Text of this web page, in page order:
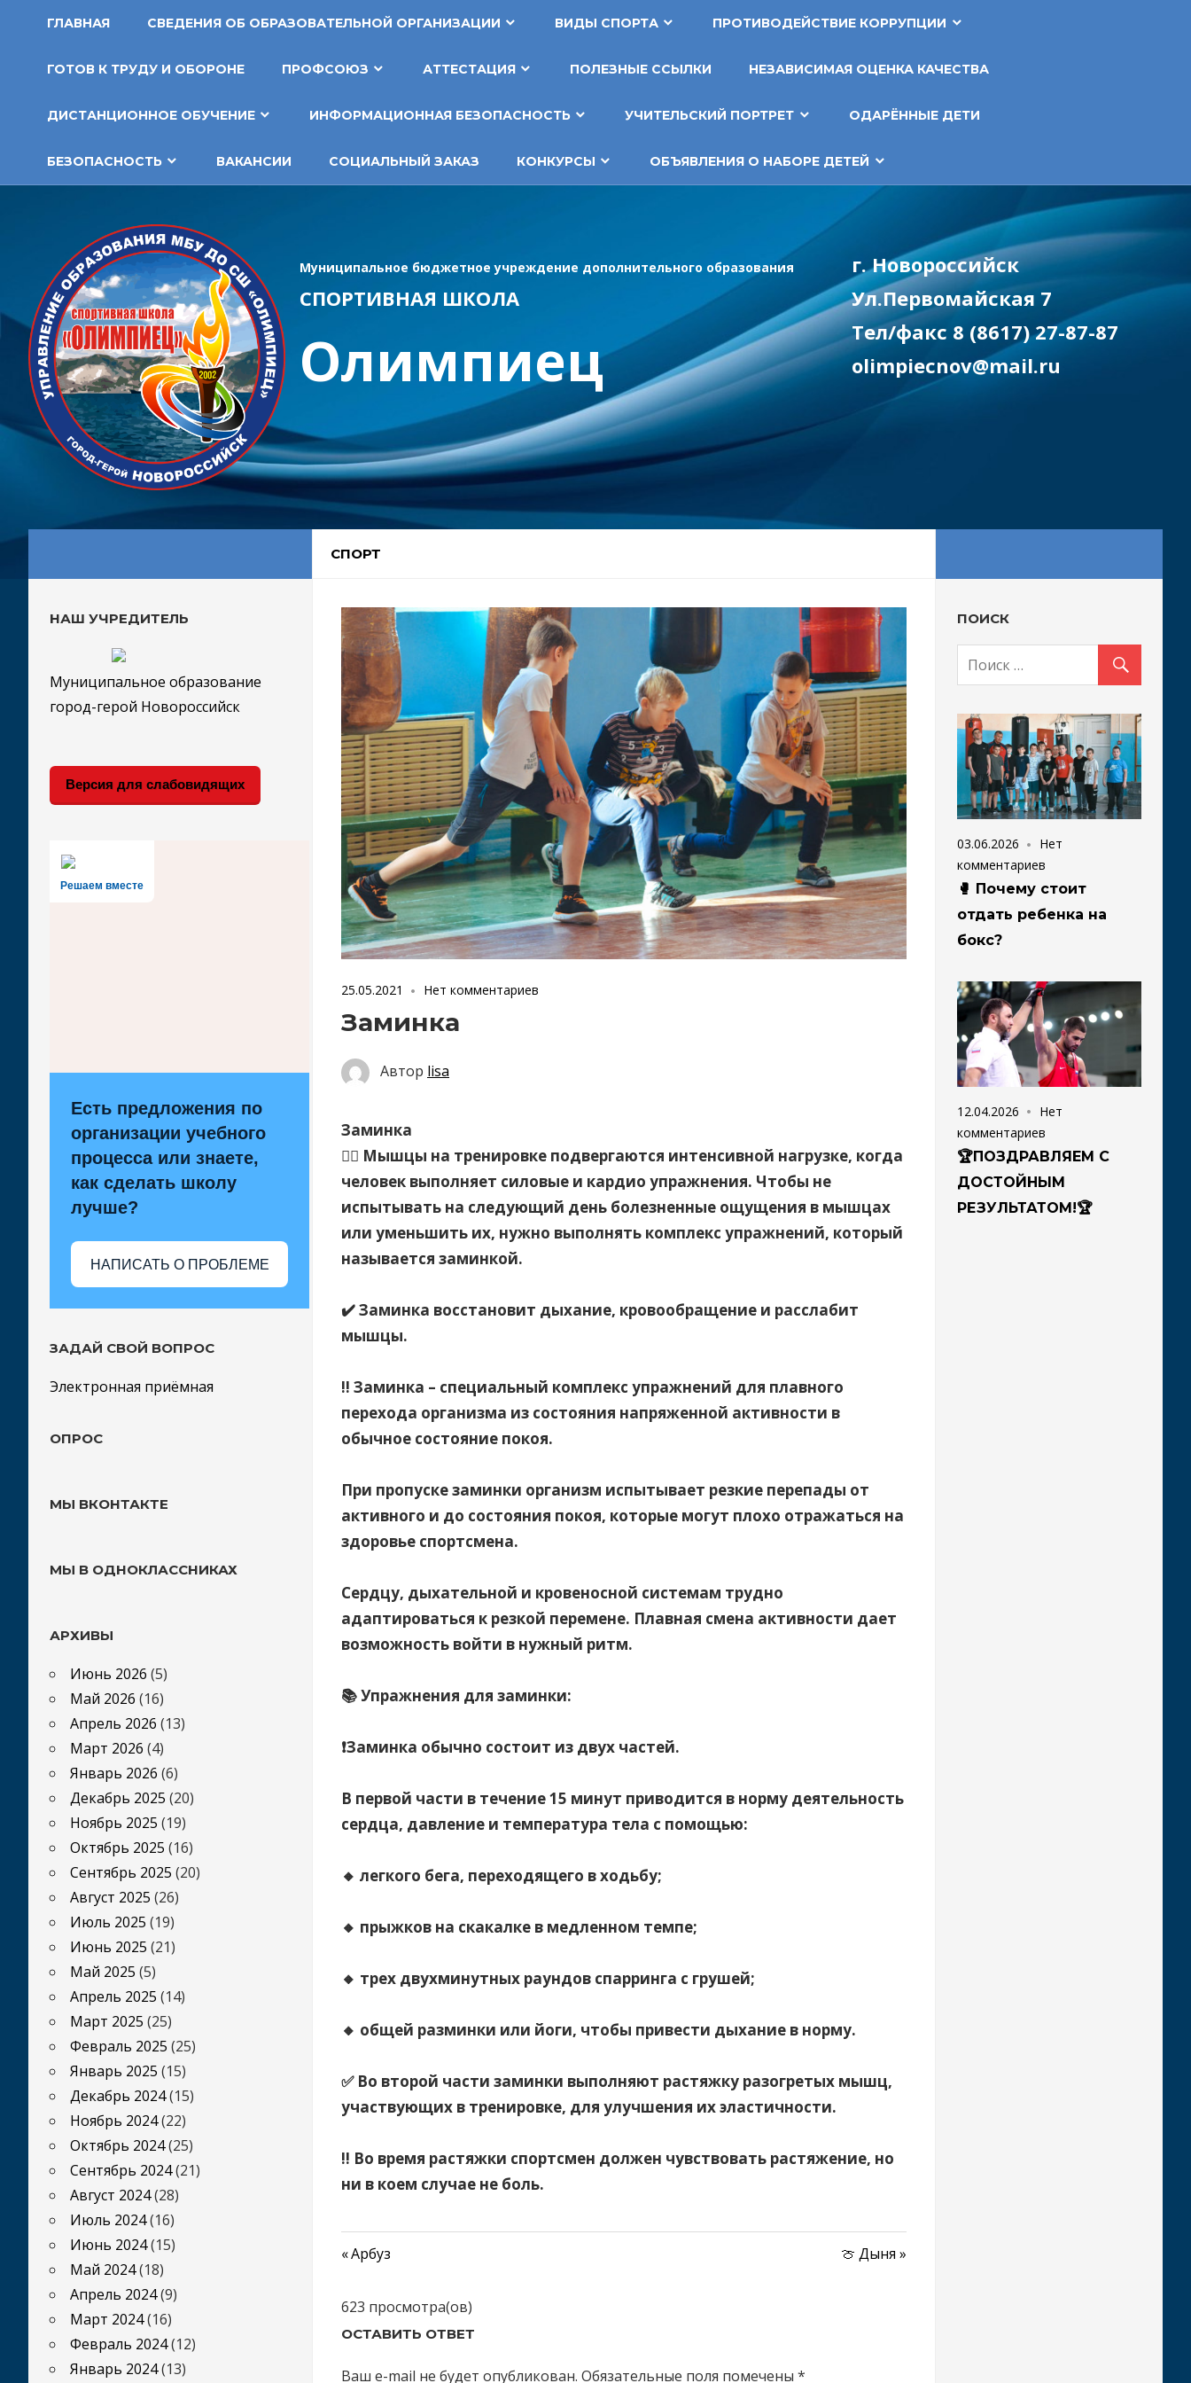
содержимому
ГЛАВНАЯ СВЕДЕНИЯ ОБ ОБРАЗОВАТЕЛЬНОЙ ОРГАНИЗАЦИИ ВИДЫ СПОРТА ПРОТИВОДЕЙСТВИЕ КОРРУПЦИИ
ГОТОВ К ТРУДУ И ОБОРОНЕ ПРОФСОЮЗ АТТЕСТАЦИЯ ПОЛЕЗНЫЕ ССЫЛКИ НЕЗАВИСИМАЯ ОЦЕНКА КАЧЕСТВА
ДИСТАНЦИОННОЕ ОБУЧЕНИЕ ИНФОРМАЦИОННАЯ БЕЗОПАСНОСТЬ УЧИТЕЛЬСКИЙ ПОРТРЕТ ОДАРЁННЫЕ ДЕТИ
БЕЗОПАСНОСТЬ ВАКАНСИИ СОЦИАЛЬНЫЙ ЗАКАЗ КОНКУРСЫ ОБЪЯВЛЕНИЯ О НАБОРЕ ДЕТЕЙ
Муниципальное бюджетное учреждение дополнительного образования
СПОРТИВНАЯ ШКОЛА
Олимпиец
г. Новороссийск
Ул.Первомайская 7
Тел/факс 8 (8617) 27-87-87
olimpiecnov@mail.ru
СПОРТ
25.05.2021 Нет комментариев
Заминка
Автор lisa
Заминка
🤸‍♂ Мышцы на тренировке подвергаются интенсивной нагрузке, когда
человек выполняет силовые и кардио упражнения. Чтобы не
испытывать на следующий день болезненные ощущения в мышцах
или уменьшить их, нужно выполнять комплекс упражнений, который
называется заминкой.
✔️ Заминка восстановит дыхание, кровообращение и расслабит
мышцы.
‼️ Заминка – специальный комплекс упражнений для плавного
перехода организма из состояния напряженной активности в
обычное состояние покоя.
При пропуске заминки организм испытывает резкие перепады от
активного и до состояния покоя, которые могут плохо отражаться на
здоровье спортсмена.
Сердцу, дыхательной и кровеносной системам трудно
адаптироваться к резкой перемене. Плавная смена активности дает
возможность войти в нужный ритм.
📚 Упражнения для заминки:
❗️Заминка обычно состоит из двух частей.
В первой части в течение 15 минут приводится в норму деятельность
сердца, давление и температура тела с помощью:
🔸 легкого бега, переходящего в ходьбу;
🔸 прыжков на скакалке в медленном темпе;
🔸 трех двухминутных раундов спарринга с грушей;
🔸 общей разминки или йоги, чтобы привести дыхание в норму.
✅ Во второй части заминки выполняют растяжку разогретых мышц,
участвующих в тренировке, для улучшения их эластичности.
‼️ Во время растяжки спортсмен должен чувствовать растяжение, но
ни в коем случае не боль.
по
Предыдущая
Арбуз
Следующая
🍈 Дыня
623 просмотра(ов)
ОСТАВИТЬ ОТВЕТ
Ваш e-mail не будет опубликован. Обязательные поля помечены *
НАШ УЧРЕДИТЕЛЬ
Муниципальное образование
город-герой Новороссийск
Версия для слабовидящих
Решаем вместе
Есть предложения по
организации учебного
процесса или знаете,
как сделать школу
лучше?
НАПИСАТЬ О ПРОБЛЕМЕ
ЗАДАЙ СВОЙ ВОПРОС
Электронная приёмная
ОПРОС
МЫ ВКОНТАКТЕ
МЫ В ОДНОКЛАССНИКАХ
АРХИВЫ
Июнь 2026 (5)
Май 2026 (16)
Апрель 2026 (13)
Март 2026 (4)
Январь 2026 (6)
Декабрь 2025 (20)
Ноябрь 2025 (19)
Октябрь 2025 (16)
Сентябрь 2025 (20)
Август 2025 (26)
Июль 2025 (19)
Июнь 2025 (21)
Май 2025 (5)
Апрель 2025 (14)
Март 2025 (25)
Февраль 2025 (25)
Январь 2025 (15)
Декабрь 2024(15)
Ноябрь 2024(22)
Октябрь 2024(25)
Сентябрь 2024(21)
Август 2024(28)
Июль 2024(16)
Июнь 2024(15)
Май 2024(18)
Апрель 2024(9)
Март 2024(16)
Февраль 2024(12)
Январь 2024(13)
ПОИСК
03.06.2026
Нет
комментариев
🥊 Почему стоит
отдать ребенка на
бокс?
12.04.2026
Нет
комментариев
🏆ПОЗДРАВЛЯЕМ С
ДОСТОЙНЫМ
РЕЗУЛЬТАТОМ!🏆